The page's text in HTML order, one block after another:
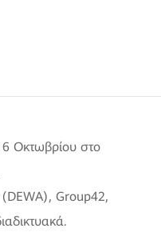
Οκτωβρίου στο
Group42,